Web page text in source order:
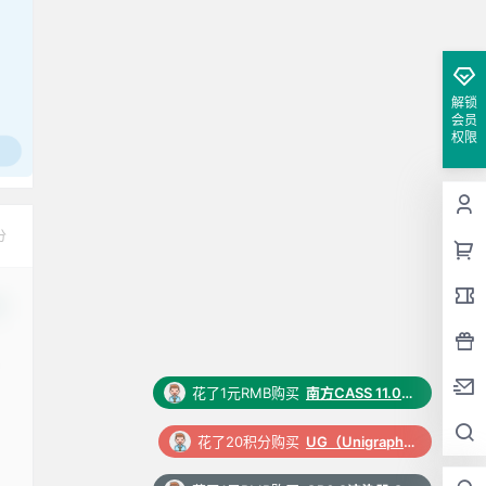
解锁
会员
权限
花了20积分购买 UG（Unigraphics NX）12.0 安装包下载及安装教程
花了1元RMB购买 CR6.2渲染器 Corona 6.2 for 3ds Max（2014-2022）中/英文版下载和安装教程